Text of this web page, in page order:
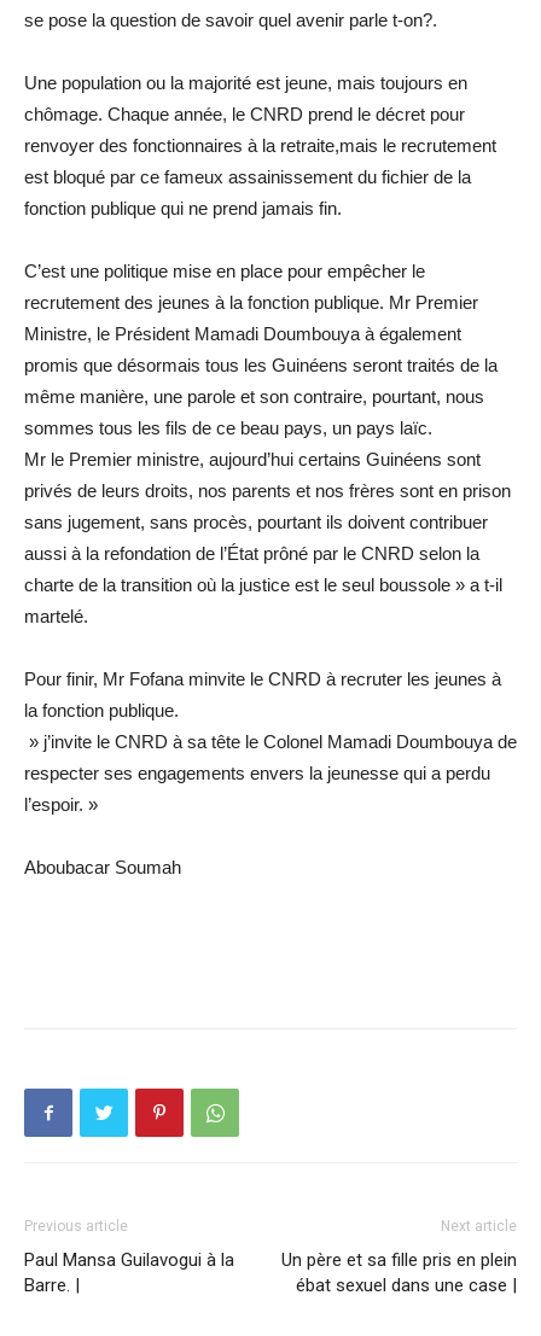
se pose la question de savoir quel avenir parle t-on?.
Une population ou la majorité est jeune, mais toujours en
chômage. Chaque année, le CNRD prend le décret pour
renvoyer des fonctionnaires à la retraite,mais le recrutement
est bloqué par ce fameux assainissement du fichier de la
fonction publique qui ne prend jamais fin.
C’est une politique mise en place pour empêcher le
recrutement des jeunes à la fonction publique. Mr Premier
Ministre, le Président Mamadi Doumbouya à également
promis que désormais tous les Guinéens seront traités de la
même manière, une parole et son contraire, pourtant, nous
sommes tous les fils de ce beau pays, un pays laïc.
Mr le Premier ministre, aujourd’hui certains Guinéens sont
privés de leurs droits, nos parents et nos frères sont en prison
sans jugement, sans procès, pourtant ils doivent contribuer
aussi à la refondation de l’État prôné par le CNRD selon la
charte de la transition où la justice est le seul boussole » a t-il
martelé.
Pour finir, Mr Fofana minvite le CNRD à recruter les jeunes à
la fonction publique.
» j’invite le CNRD à sa tête le Colonel Mamadi Doumbouya de
respecter ses engagements envers la jeunesse qui a perdu
l’espoir. »
Aboubacar Soumah
Previous article
Paul Mansa Guilavogui à la
Barre. |
Next article
Un père et sa fille pris en plein
ébat sexuel dans une case |